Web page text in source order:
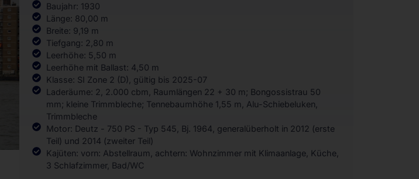
Baujahr: 1930
Länge: 80,00 m
Breite: 9,19 m
Tiefgang: 2,80 m
Leerhöhe: 5,50 m
Leerhöhe mit Ballast: 4,50 m
Klasse: SI Zone 2 (D), gültig bis 2025-07
Laderäume: 2, 2.000 cbm, Raumlängen 22 + 30 m; Bongossistrau 50
mm; kleine Trimmbleche; Tennebaumhöhe 1,55 m, Alu-Schiebeluken,
Trimmbleche
Motor: Deutz - 750 PS - Typ 545, Bj. 1964, generalüberholt in 2012 (erste
Teil) und 2014 (zweiter Teil)
Kajüten: vorn: Abstellraum, achtern: Wohnzimmer mit Klimaanlage, Küche,
3 Schlafzimmer, Bad/WC